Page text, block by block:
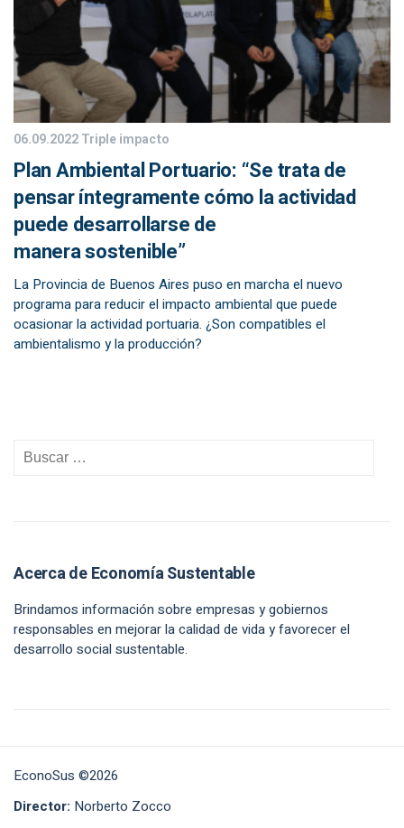
06.09.2022Triple impacto
Plan Ambiental Portuario: “Se trata de
pensar íntegramente cómo la actividad
puede desarrollarse de
manera sostenible”
La Provincia de Buenos Aires puso en marcha el nuevo
programa para reducir el impacto ambiental que puede
ocasionar la actividad portuaria. ¿Son compatibles el
ambientalismo y la producción?
Acerca de Economía Sustentable
Brindamos información sobre empresas y gobiernos
responsables en mejorar la calidad de vida y favorecer el
desarrollo social sustentable.
EconoSus ©2026
Director: Norberto Zocco